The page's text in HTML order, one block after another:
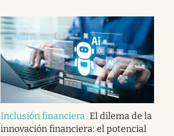
Inclusión financiera. El dilema de la
innovación financiera: el potencial